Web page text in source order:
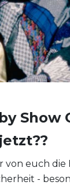
Show
von euch
-